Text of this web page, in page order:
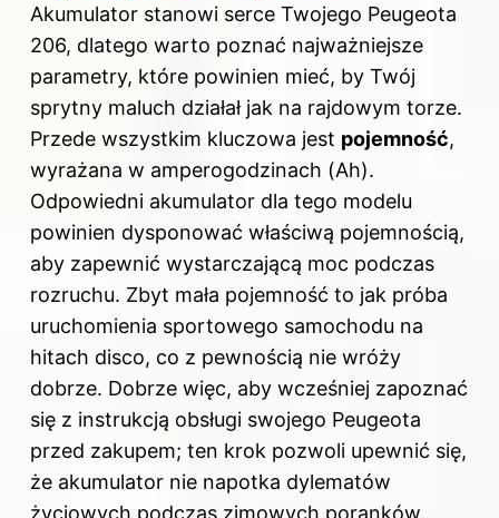
Akumulator stanowi serce Twojego Peugeota
206, dlatego warto poznać najważniejsze
parametry, które powinien mieć, by Twój
sprytny maluch działał jak na rajdowym torze.
Przede wszystkim kluczowa jest pojemność,
wyrażana w amperogodzinach (Ah).
Odpowiedni akumulator dla tego modelu
powinien dysponować właściwą pojemnością,
aby zapewnić wystarczającą moc podczas
rozruchu. Zbyt mała pojemność to jak próba
uruchomienia sportowego samochodu na
hitach disco, co z pewnością nie wróży
dobrze. Dobrze więc, aby wcześniej zapoznać
się z instrukcją obsługi swojego Peugeota
przed zakupem; ten krok pozwoli upewnić się,
że akumulator nie napotka dylematów